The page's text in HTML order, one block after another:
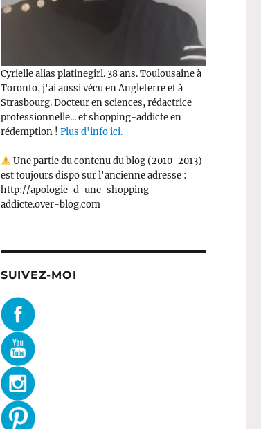
Cyrielle alias platinegirl. 38 ans. Toulousaine à
Toronto, j'ai aussi vécu en Angleterre et à
Strasbourg. Docteur en sciences, rédactrice
professionnelle... et shopping-addicte en
rédemption ! Plus d'info ici.
Une partie du contenu du blog (2010-2013)
est toujours dispo sur l'ancienne adresse :
http://apologie-d-une-shopping-
addicte.over-blog.com
SUIVEZ-MOI